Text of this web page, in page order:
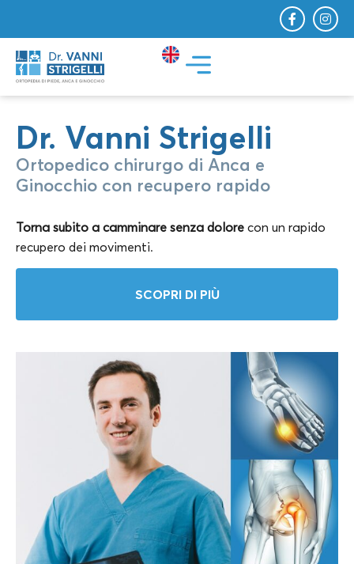
Dr. Vanni Strigelli
Ortopedico chirurgo di Anca e
Ginocchio con recupero rapido
Torna subito a camminare senza dolore con un rapido
recupero dei movimenti.
SCOPRI DI PIÙ